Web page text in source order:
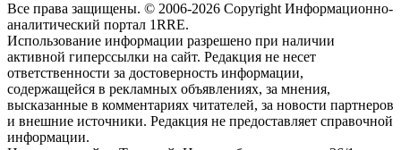
Все права защищены. © 2006-2026 Copyright Информационно-
аналитический портал 1RRE.
Использование информации разрешено при наличии
активной гиперссылки на сайт. Редакция не несет
ответственности за достоверность информации,
содержащейся в рекламных объявлениях, за мнения,
высказанные в комментариях читателей, за новости партнеров
и внешние источники. Редакция не предоставляет справочной
информации.